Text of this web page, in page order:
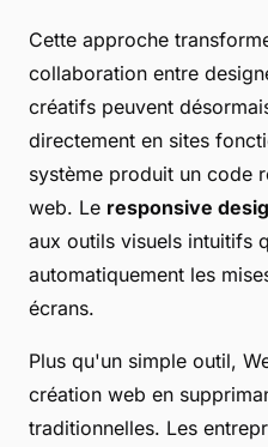
Cette approche
collaboration entre
créatifs peuvent
directement en sites
système produit un code
web. Le responsive
aux outils visuels intuitifs
automatiquement les
écrans.
Plus qu'un simple outil,
création web en
traditionnelles. Les